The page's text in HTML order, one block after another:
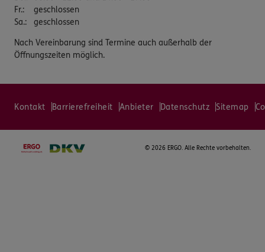
Fr.:
geschlossen
Sa.: geschlossen
Nach Vereinbarung sind Termine auch außerhalb der
Öffnungszeiten möglich.
Kontakt Barrierefreiheit Anbieter Datenschutz Sitemap
© 2026 ERGO. Alle Rechte vorbehalten.